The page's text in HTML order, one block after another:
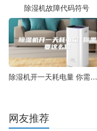
除湿机故障代码符号
除湿机开一天耗电量 你需要这么做
网友推荐